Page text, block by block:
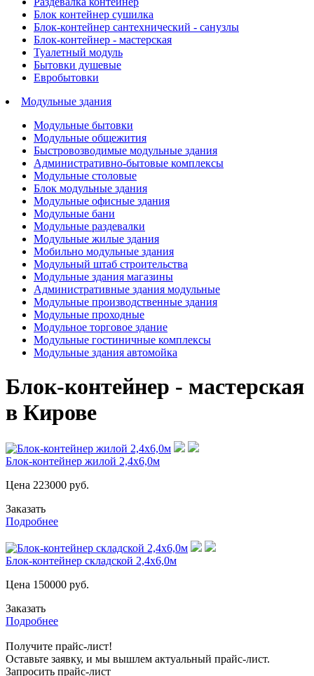
Блок контейнер сушилка
Блок-контейнер сантехнический - санузлы
Блок-контейнер - мастерская
Туалетный модуль
Бытовки душевые
Евробытовки
Модульные здания
Модульные бытовки
Модульные общежития
Быстровозводимые модульные здания
Административно-бытовые комплексы
Модульные столовые
Блок модульные здания
Модульные офисные здания
Модульные бани
Модульные раздевалки
Модульные жилые здания
Мобильно модульные здания
Модульный штаб строительства
Модульные здания магазины
Административные здания модульные
Модульные производственные здания
Модульные проходные
Модульное торговое здание
Модульные гостиничные комплексы
Модульные здания автомойка
Блок-контейнер - мастерская
в Кирове
Блок-контейнер жилой 2,4х6,0м
Цена 223000 руб.
Заказать
Подробнее
Блок-контейнер складской 2,4х6,0м
Цена 150000 руб.
Заказать
Подробнее
Получите прайс-лист!
Оставьте заявку, и мы вышлем актуальный прайс-лист.
Запросить прайс-лист